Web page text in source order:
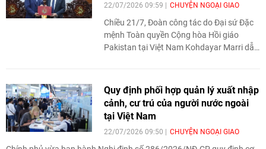
22/07/2026 09:59 CHUYỆN NGOẠI GIAO
Chiều 21/7, Đoàn công tác do Đại sứ Đặc
mệnh Toàn quyền Cộng hòa Hồi giáo
Pakistan tại Việt Nam Kohdayar Marri dẫn
hợp tác thương mại giữa hai bên trong
thời gian tới.
Quy định phối hợp quản lý xuất nhập
cảnh, cư trú của người nước ngoài
tại Việt Nam
22/07/2026 09:50 CHUYỆN NGOẠI GIAO